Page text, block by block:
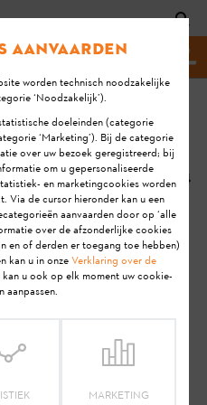
website
EVO
P)
PC)
Laatste
update:
6/08/2024
FAQ
Gebruik
aanvaarden
worden technisch noodzakelijke
‘Noodzakelijk’).
doeleinden (categorie
‘Marketing’). Bij de categorie
over uw bezoek geregistreerd; bij
om u gepersonaliseerde
en marketingcookies worden
Via de cursor hieronder kan u een
aanvaarden door op ‘alle
over de afzonderlijke cookies
en of derden er toegang toe hebben)
kan u in onzeVerklaring over de
kan u ook op elk moment uw cookie-
aanpassen.
MARKETING